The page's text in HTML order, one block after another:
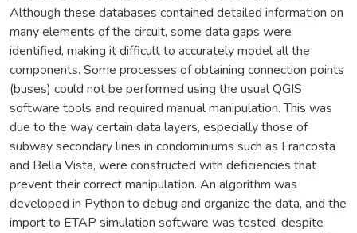
Although these databases contained detailed information on
many elements of the circuit, some data gaps were
identified, making it difficult to accurately model all the
components. Some processes of obtaining connection points
(buses) could not be performed using the usual QGIS
software tools and required manual manipulation. This was
due to the way certain data layers, especially those of
subway secondary lines in condominiums such as Francosta
and Bella Vista, were constructed with deficiencies that
prevent their correct manipulation. An algorithm was
developed in Python to debug and organize the data, and the
import to ETAP simulation software was tested, despite